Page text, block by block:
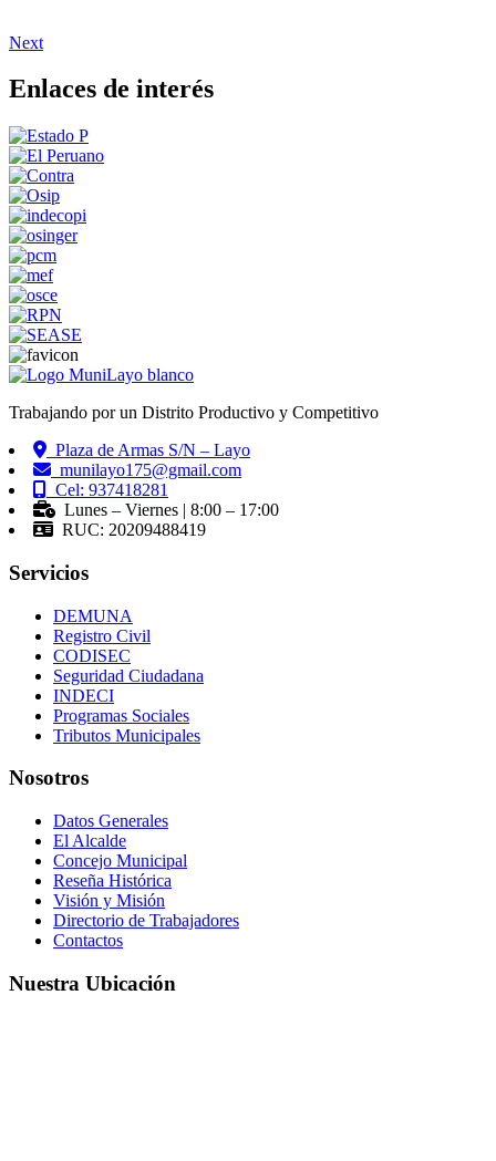
Next
Enlaces de interés
Trabajando por un Distrito Productivo y Competitivo
Plaza de Armas S/N – Layo
munilayo175@gmail.com
Cel: 937418281
Lunes – Viernes | 8:00 – 17:00
RUC: 20209488419
Servicios
DEMUNA
Registro Civil
CODISEC
Seguridad Ciudadana
INDECI
Programas Sociales
Tributos Municipales
Nosotros
Datos Generales
El Alcalde
Concejo Municipal
Reseña Histórica
Visión y Misión
Directorio de Trabajadores
Contactos
Nuestra Ubicación